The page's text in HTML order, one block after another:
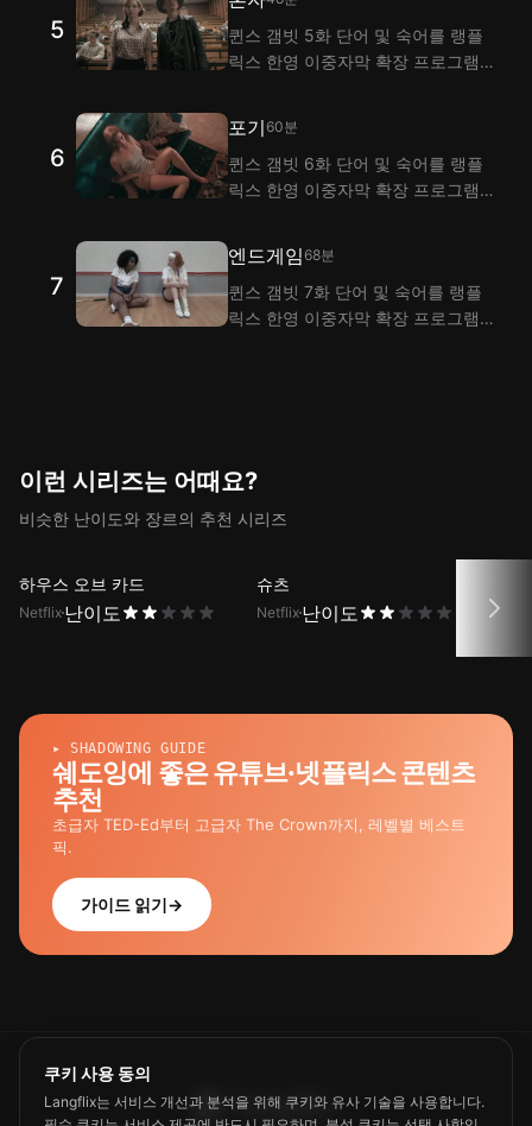
대사 해석을 제공해요.
5
퀸스 갬빗 5화 단어 및 숙어를 랭플
릭스 한영 이중자막 확장 프로그램
대사 해석을 제공해요.
6
포기 60분
퀸스 갬빗 6화 단어 및 숙어를 랭플
릭스 한영 이중자막 확장 프로그램
대사 해석을 제공해요.
7
엔드게임 68분
퀸스 갬빗 7화 단어 및 숙어를 랭플
릭스 한영 이중자막 확장 프로그램
이런 시리즈는 어때요?
비슷한 난이도와 장르의 추천 시리즈
하우스 오브 카드
Netflix 난이도
슈츠
Netflix 난이도
▸ SHADOWING GUIDE
쉐도잉에 좋은 유튜브·넷플릭스 콘텐츠
추천
초급자 TED-Ed부터 고급자 The Crown까지, 레벨별 베스트
픽.
가이드 읽기→
쿠키 사용 동의
Langflix는 서비스 개선과 분석을 위해 쿠키와 유사 기술을 사용합니다.